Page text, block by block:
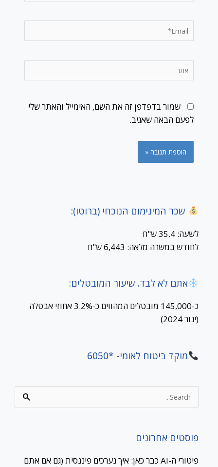
Email*
אתר
שמור בדפדפן זה את השם, האימייל והאתר שלי
לפעם הבאה שאגיב.
שכר המינימום הנוכחי (ברוטו):
לשעה: 35.4 ש"ח
לחודש במשרה מלאה: 6,443 ש"ח
אתם לא לבד. שיעור המובטלים:
כ-145,000 מובטלים המהווים כ-3.2% אחוזי אבטלה
(ינור 2024)
מוקד ביטוח לאומי- *6050
Search
for:
פוסטים אחרונים
פיטורי ה-AI כבר כאן: איך נערכים פיננסית (גם אם אתם